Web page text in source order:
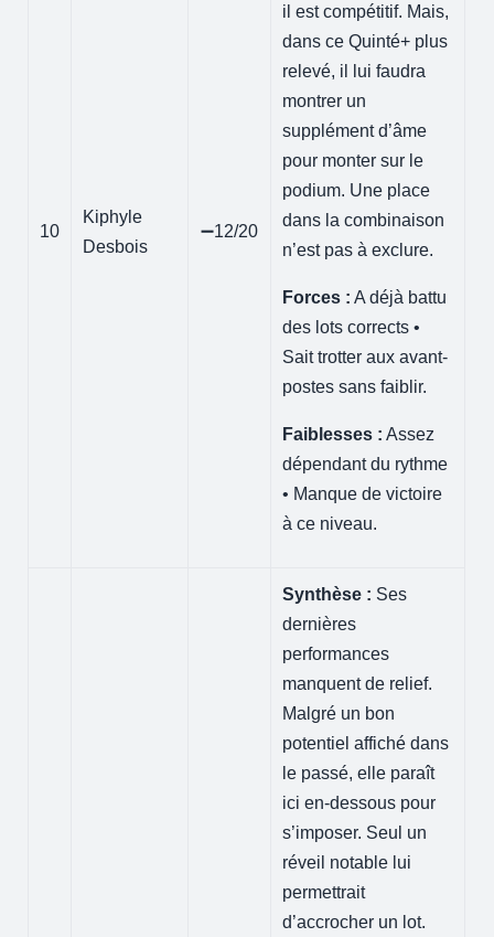
10
Kiphyle
Desbois
➖12/20
il est compétitif. Mais,
dans ce Quinté+ plus
relevé, il lui faudra
montrer un
supplément d’âme
pour monter sur le
podium. Une place
dans la combinaison
n’est pas à exclure.
Forces : A déjà battu
des lots corrects •
Sait trotter aux avant-
postes sans faiblir.
Faiblesses : Assez
dépendant du rythme
• Manque de victoire
à ce niveau.
Synthèse : Ses
dernières
performances
manquent de relief.
Malgré un bon
potentiel affiché dans
le passé, elle paraît
ici en-dessous pour
s’imposer. Seul un
réveil notable lui
permettrait
d’accrocher un lot.